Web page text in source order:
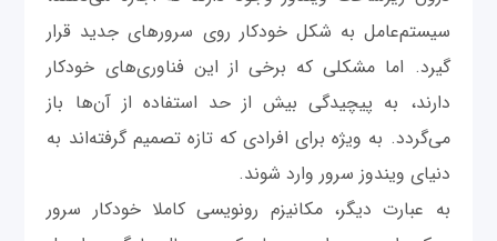
سیستم‌عامل به شکل خودکار روی سرورهای جدید قرار
گیرد. اما مشکلی که برخی از این فناوری‌های خودکار
دارند، به پیچیدگی بیش از حد استفاده از آن‌ها باز
می‌گردد. به ویژه برای افرادی که تازه تصمیم گرفته‌اند به
دنیای ویندوز سرور وارد شوند.
به عبارت دیگر، مکانیزم رونویسی کاملا خودکار سرور